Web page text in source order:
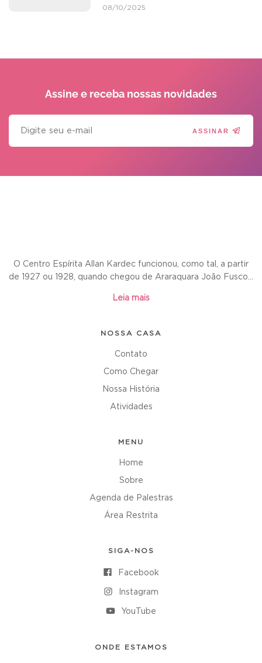
08/10/2025
Assine e receba nossas novidades
ASSINAR
O Centro Espírita Allan Kardec funcionou, como tal, a partir
de 1927 ou 1928, quando chegou de Araraquara João Fusco...
Leia mais
NOSSA CASA
Contato
Como Chegar
Nossa História
Atividades
MENU
Home
Sobre
Agenda de Palestras
Área Restrita
SIGA-NOS
Facebook
Instagram
YouTube
ONDE ESTAMOS